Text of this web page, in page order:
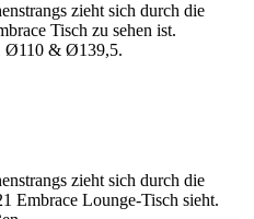
zieht sich durch die
Tisch zu sehen ist.
Ø110 & Ø139,5.
zieht sich durch die
Embrace Lounge-Tisch sieht.